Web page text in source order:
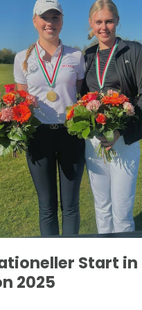
Start in
2025